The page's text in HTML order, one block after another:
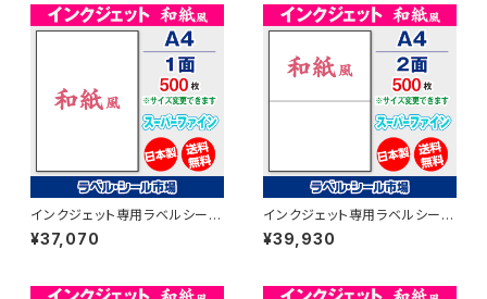
インクジェット専用ラベルシール
和紙 A4-カット無し 500枚 ス
ーパーファイン T1Y1iB【日本
¥37,070
インクジェット専用ラベルシール
和紙 A4-2面 500枚 スーパー
ファイン T1Y2iB【日本製】
¥39,930